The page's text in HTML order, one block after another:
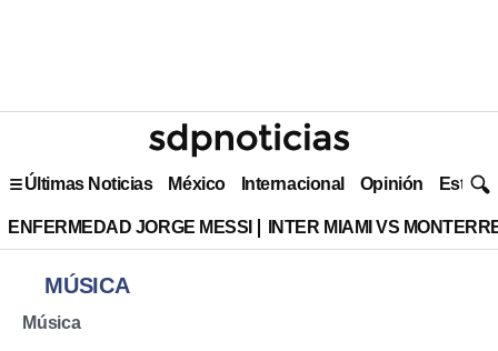
Últimas Noticias México Internacional Opinión Estilo
ENFERMEDAD JORGE MESSI INTER MIAMI VS
MÚSICA
Música